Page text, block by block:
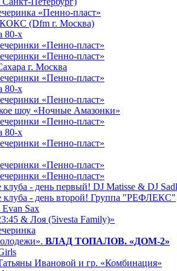
«Пенно-пласт»
(Dfm г. Москва)
80-х
«Пенно-пласт»
«Пенно-пласт»
г. Москва
«Пенно-пласт»
80-х
«Пенно-пласт»
шоу «Ночные Амазонки»
«Пенно-пласт»
80-х
«Пенно-пласт»
«Пенно-пласт»
«Пенно-пласт»
- день первый! DJ Matisse & DJ
клуба - день второй! Группа "РЕФЛЕКС"
Sax
& Лоя (5ivesta Family)»
ВЛАД ТОПАЛОВ. «ДОМ-2»
Ивановой и гр. «Комбинация»